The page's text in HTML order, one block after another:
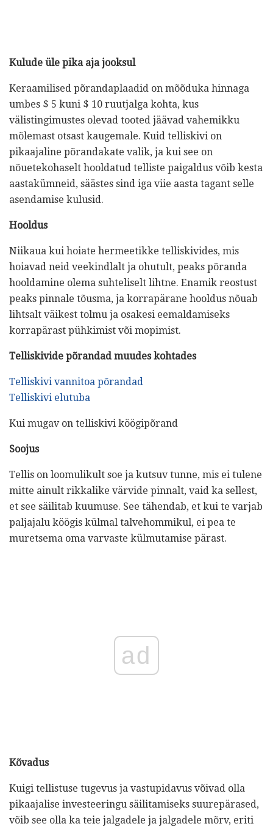
Kulude üle pika aja jooksul
Keraamilised põrandaplaadid on mõõduka hinnaga
umbes $ 5 kuni $ 10 ruutjalga kohta, kus
välistingimustes olevad tooted jäävad vahemikku
mõlemast otsast kaugemale. Kuid telliskivi on
pikaajaline põrandakate valik, ja kui see on
nõuetekohaselt hooldatud telliste paigaldus võib kesta
aastakümneid, säästes sind iga viie aasta tagant selle
asendamise kulusid.
Hooldus
Niikaua kui hoiate hermeetikke telliskivides, mis
hoiavad neid veekindlalt ja ohutult, peaks põranda
hooldamine olema suhteliselt lihtne. Enamik reostust
peaks pinnale tõusma, ja korrapärane hooldus nõuab
lihtsalt väikest tolmu ja osakesi eemaldamiseks
korrapärast pühkimist või mopimist.
Telliskivide põrandad muudes kohtades
Telliskivi vannitoa põrandad
Telliskivi elutuba
Kui mugav on telliskivi köögipõrand
Soojus
Tellis on loomulikult soe ja kutsuv tunne, mis ei tulene
mitte ainult rikkalike värvide pinnalt, vaid ka sellest,
et see säilitab kuumuse. See tähendab, et kui te varjab
paljajalu köögis külmal talvehommikul, ei pea te
muretsema oma varvaste külmutamise pärast.
ad
Kõvadus
Kuigi tellistuse tugevus ja vastupidavus võivad olla
pikaajalise investeeringu säilitamiseks suurepärased,
võib see olla ka teie jalgadele ja jalgadele mõrv, eriti